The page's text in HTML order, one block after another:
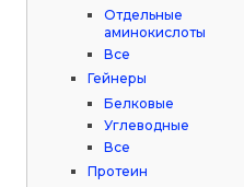
Отдельные
аминокислоты
Все
Гейнеры
Белковые
Углеводные
Все
Протеин